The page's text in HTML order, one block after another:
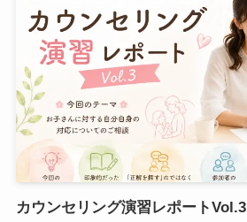
カウンセリング演習レポートVol.3